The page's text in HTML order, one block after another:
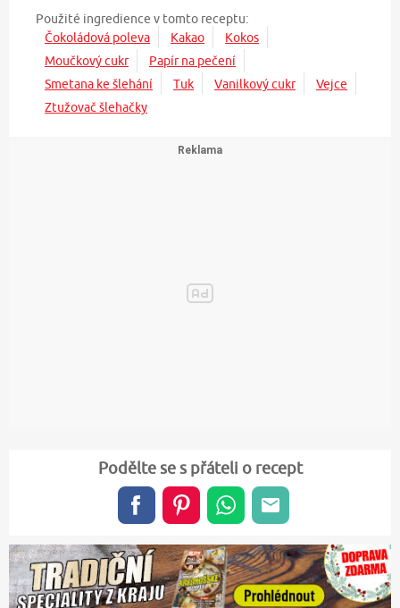
Použité ingredience v tomto receptu:
Čokoládová poleva
Kakao
Kokos
Moučkový cukr
Papír na pečení
Smetana ke šlehání
Tuk Vanilkový cukr
Vejce
Ztužovač šlehačky
Podělte se s přáteli o recept